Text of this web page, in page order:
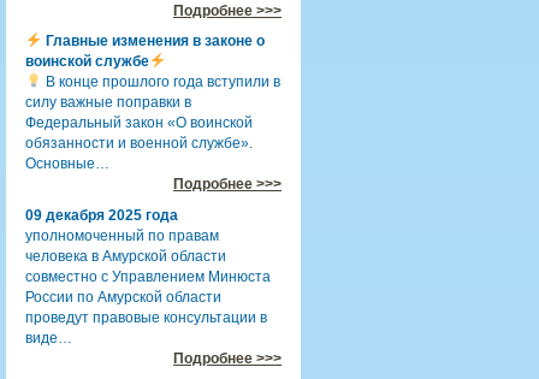
Подробнее >>>
Главные изменения в законе о
воинской службе
В конце прошлого года вступили в
силу важные поправки в
Федеральный закон «О воинской
обязанности и военной службе».
Основные…
Подробнее >>>
09 декабря 2025 года
уполномоченный по правам
человека в Амурской области
совместно с Управлением Минюста
России по Амурской области
проведут правовые консультации в
виде…
Подробнее >>>